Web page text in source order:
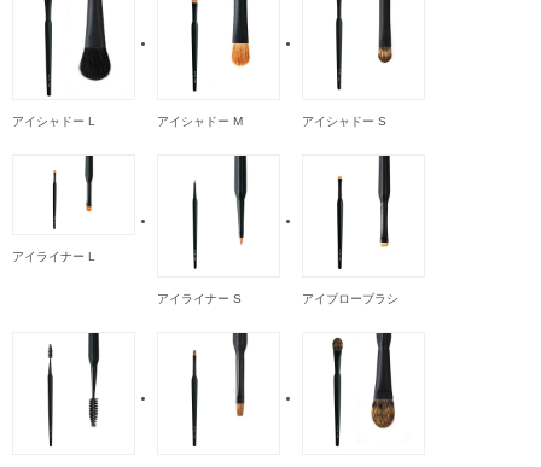
アイシャドー L アイシャドー M アイシャドー S
アイライナー L
アイライナー S アイブローブラシ